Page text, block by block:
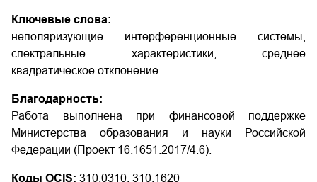
Ключевые слова:
неполяризующие интерференционные системы,
спектральные характеристики, среднее
квадратическое отклонение
Благодарность:
Работа выполнена при финансовой поддержке
Министерства образования и науки Российской
Федерации (Проект 16.1651.2017/4.6).
Коды OCIS: 310.0310, 310.1620